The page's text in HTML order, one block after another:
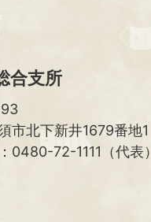
合支所
市北下新井1679番地1
0480-72-1111（代表）